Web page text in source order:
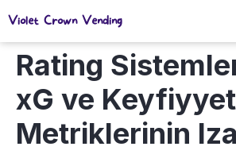
Violet Crown Vending
Rating
xG ve Keyfiyyet
Metriklerinin